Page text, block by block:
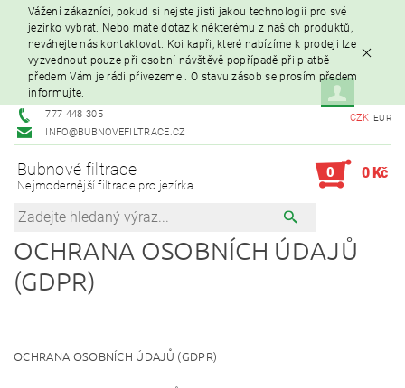
Vážení zákazníci, pokud si nejste jisti jakou technologii pro své
jezírko vybrat. Nebo máte dotaz k některému z našich produktů,
neváhejte nás kontaktovat. Koi kapři, které nabízíme k prodeji lze
vyzvednout pouze při osobní návštěvě popřípadě při platbě
předem Vám je rádi přivezeme . O stavu zásob se prosím předem
informujte.
777 448 305
INFO@BUBNOVEFILTRACE.CZ
CZK EUR
Bubnové filtrace
Nejmodernější filtrace pro jezírka
0 0 Kč
OCHRANA OSOBNÍCH ÚDAJŮ
(GDPR)
OCHRANA OSOBNÍCH ÚDAJŮ (GDPR)